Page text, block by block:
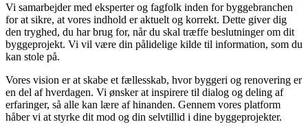
Vi samarbejder med eksperter og fagfolk inden for byggebranchen
for at sikre, at vores indhold er aktuelt og korrekt. Dette giver dig
den tryghed, du har brug for, når du skal træffe beslutninger om dit
byggeprojekt. Vi vil være din pålidelige kilde til information, som du
kan stole på.
Vores vision er at skabe et fællesskab, hvor byggeri og renovering er
en del af hverdagen. Vi ønsker at inspirere til dialog og deling af
erfaringer, så alle kan lære af hinanden. Gennem vores platform
håber vi at styrke dit mod og din selvtillid i dine byggeprojekter.